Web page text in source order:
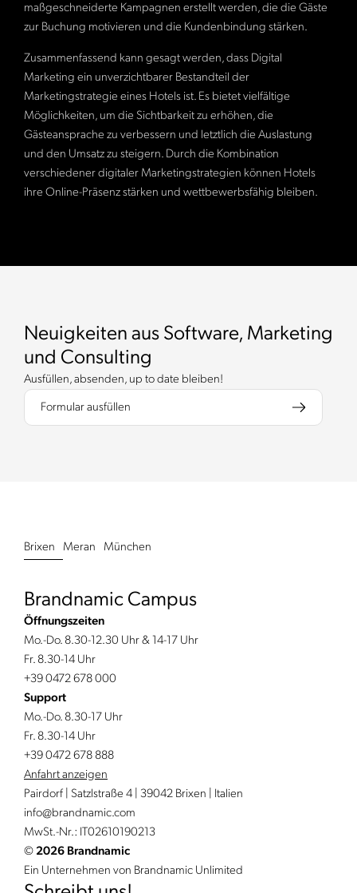
maßgeschneiderte Kampagnen erstellt werden, die die Gäste
zur Buchung motivieren und die Kundenbindung stärken.
Zusammenfassend kann gesagt werden, dass Digital
Marketing ein unverzichtbarer Bestandteil der
Marketingstrategie eines Hotels ist. Es bietet vielfältige
Möglichkeiten, um die Sichtbarkeit zu erhöhen, die
Gästeansprache zu verbessern und letztlich die Auslastung
und den Umsatz zu steigern. Durch die Kombination
verschiedener digitaler Marketingstrategien können Hotels
ihre Online-Präsenz stärken und wettbewerbsfähig bleiben.
Neuigkeiten aus Software, Marketing
und Consulting
Ausfüllen, absenden, up to date bleiben!
Formular ausfüllen
Brixen Meran München
Brandnamic Campus
Öffnungszeiten
Mo.-Do. 8.30-12.30 Uhr & 14-17 Uhr
Fr. 8.30-14 Uhr
+39 0472 678 000
Support
Mo.-Do. 8.30-17 Uhr
Fr. 8.30-14 Uhr
+39 0472 678 888
Anfahrt anzeigen
Pairdorf | Satzlstraße 4 | 39042 Brixen | Italien
info@brandnamic.com
MwSt.-Nr.: IT02610190213
© 2026 Brandnamic
Ein Unternehmen von Brandnamic Unlimited